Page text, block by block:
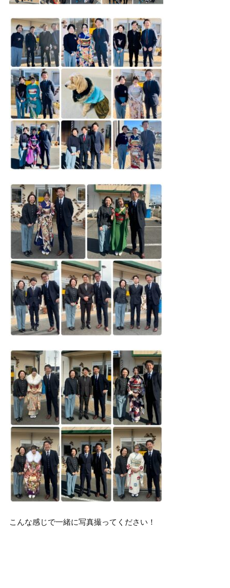
こんな感じで一緒に写真撮ってください！